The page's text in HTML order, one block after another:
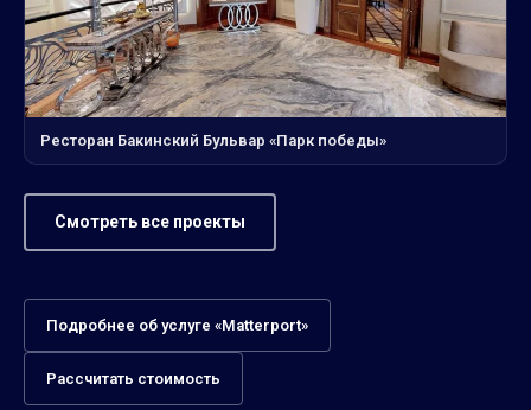
Ресторан Бакинский Бульвар «Парк победы»
Смотреть все проекты
Подробнее об услуге «Matterport»
Рассчитать стоимость